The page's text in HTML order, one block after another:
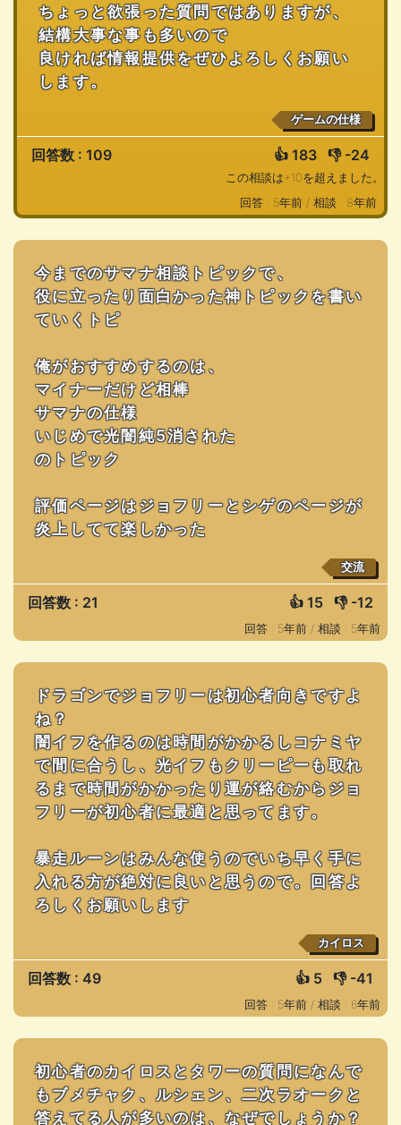
ちょっと欲張った質問ではありますが、
結構大事な事も多いので
良ければ情報提供をぜひよろしくお願い
します。
ゲームの仕様
回答数 : 109 👍 183 👎 -24
この相談は+10を超えました。
回答 : 5年前 / 相談 : 8年前
今までのサマナ相談トピックで、
役に立ったり面白かった神トピックを書い
ていくトピ
俺がおすすめするのは、
マイナーだけど相棒
サマナの仕様
いじめで光闇純5消された
のトピック
評価ページはジョフリーとシゲのページが
炎上してて楽しかった
交流
回答数 : 21 👍 15 👎 -12
回答 : 5年前 / 相談 : 5年前
ドラゴンでジョフリーは初心者向きですよ
ね？
闇イフを作るのは時間がかかるしコナミヤ
で間に合うし、光イフもクリーピーも取れ
るまで時間がかかったり運が絡むからジョ
フリーが初心者に最適と思ってます。
暴走ルーンはみんな使うのでいち早く手に
入れる方が絶対に良いと思うので。回答よ
ろしくお願いします
カイロス
回答数 : 49 👍 5 👎 -41
回答 : 5年前 / 相談 : 6年前
初心者のカイロスとタワーの質問になんで
もブメチャク、ルシェン、二次ラオークと
答えてる人が多いのは、なぜでしょうか？